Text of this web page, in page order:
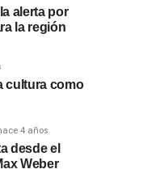
alerta por
la región
cultura como
4 años
desde el
Weber